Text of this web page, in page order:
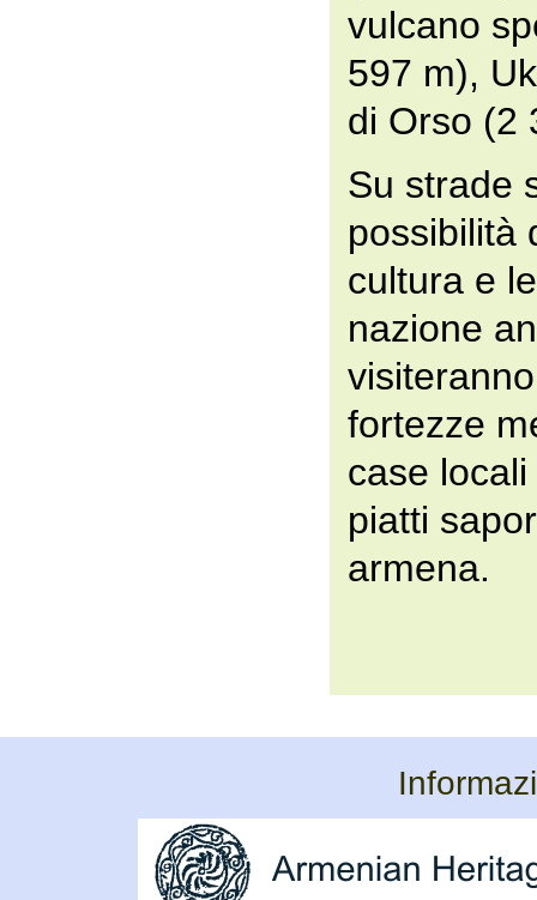
vulcano
597 m),
di Orso (2
Su strade
possibilità
cultura e
nazione
fortezze
case
piatti
armena.